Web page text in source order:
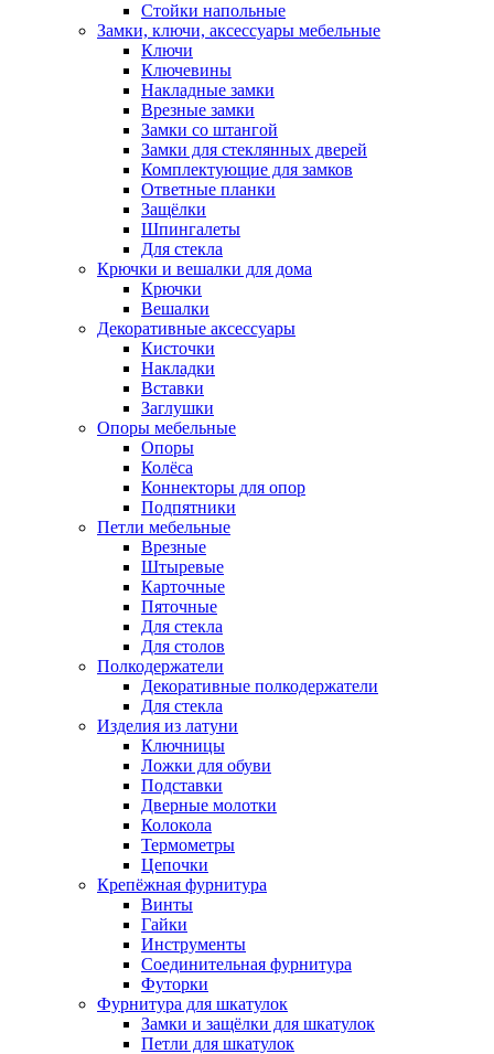
Стойки напольные
Замки, ключи, аксессуары мебельные
Ключи
Ключевины
Накладные замки
Врезные замки
Замки со штангой
Замки для стеклянных дверей
Комплектующие для замков
Ответные планки
Защёлки
Шпингалеты
Для стекла
Крючки и вешалки для дома
Крючки
Вешалки
Декоративные аксессуары
Кисточки
Накладки
Вставки
Заглушки
Опоры мебельные
Опоры
Колёса
Коннекторы для опор
Подпятники
Петли мебельные
Врезные
Штыревые
Карточные
Пяточные
Для стекла
Для столов
Полкодержатели
Декоративные полкодержатели
Для стекла
Изделия из латуни
Ключницы
Ложки для обуви
Подставки
Дверные молотки
Колокола
Термометры
Цепочки
Крепёжная фурнитура
Винты
Гайки
Инструменты
Соединительная фурнитура
Футорки
Фурнитура для шкатулок
Замки и защёлки для шкатулок
Петли для шкатулок